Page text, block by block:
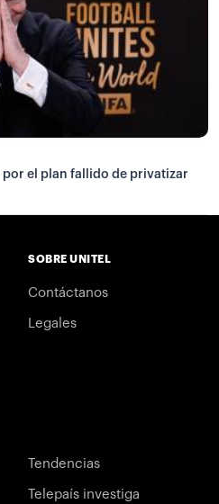
por el plan fallido de privatizar
SOBRE UNITEL
Contáctanos
Legales
Tendencias
Telepaís investiga